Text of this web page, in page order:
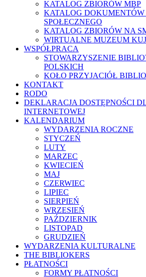
KATALOG ZBIORÓW MBP
KATALOG
SPOŁECZNEGO
KATALOG ZBIORÓW NA
WIRTUALNE MUZEUM
WSPÓŁPRACA
STOWARZYSZENIE
POLSKICH
KOŁO PRZYJACIÓŁ
KONTAKT
RODO
DEKLARACJA DOSTĘPNOŚCI
INTERNETOWEJ
KALENDARIUM
WYDARZENIA ROCZNE
STYCZEŃ
LUTY
MARZEC
KWIECIEŃ
MAJ
CZERWIEC
LIPIEC
SIERPIEŃ
WRZESIEŃ
PAŹDZIERNIK
LISTOPAD
GRUDZIEŃ
WYDARZENIA KULTURALNE
THE BIBLIOKERS
PŁATNOŚCI
FORMY PŁATNOŚCI